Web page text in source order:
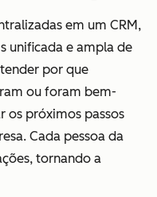
em um CRM,
unificada e ampla de
por que
ou foram bem-
os próximos passos
Cada pessoa da
tornando a